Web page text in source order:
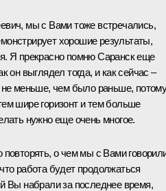
мы с Вами тоже встречались,
хорошие результаты,
Я прекрасно помню Саранск еще
он выглядел тогда, и как сейчас –
не меньше, чем было раньше,
шире горизонт и тем больше
нужно еще очень многое.
повторять, о чем мы с Вами
работа будет продолжаться
Вы набрали за последнее время,